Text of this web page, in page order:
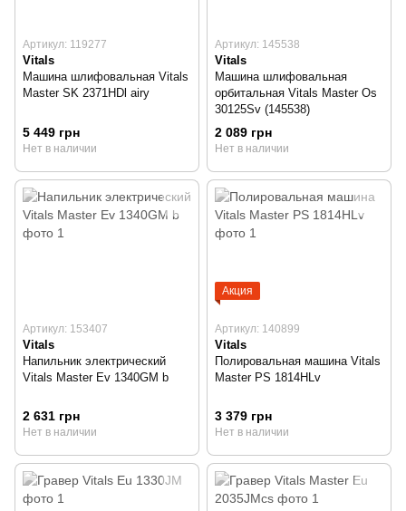
Артикул: 119277
Vitals
Машина шлифовальная Vitals
Master SK 2371HDl airy
5 449 грн
Нет в наличии
Артикул: 145538
Vitals
Машина шлифовальная
орбитальная Vitals Master Os
30125Sv (145538)
2 089 грн
Нет в наличии
Артикул: 153407
Vitals
Напильник электрический
Vitals Master Ev 1340GM b
2 631 грн
Нет в наличии
Акция
Артикул: 140899
Vitals
Полировальная машина Vitals
Master PS 1814HLv
3 379 грн
Нет в наличии